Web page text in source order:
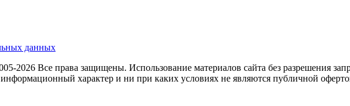
данных
2026 Все права защищены. Использование материалов сайта без разрешения
характер и ни при каких условиях не являются публичной